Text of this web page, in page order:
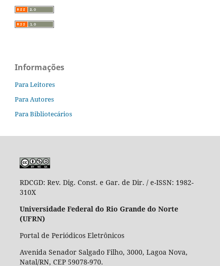
Informações
Para Leitores
Para Autores
Para Bibliotecários
RDCGD: Rev. Dig. Const. e Gar. de Dir. / e-ISSN: 1982-
310X
Universidade Federal do Rio Grande do Norte
(UFRN)
Portal de Periódicos Eletrônicos
Avenida Senador Salgado Filho, 3000, Lagoa Nova,
Natal/RN, CEP 59078-970.